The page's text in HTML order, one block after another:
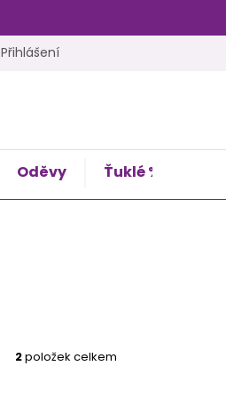
Přihlášení
Oděvy Ťuklé %
2položek celkem